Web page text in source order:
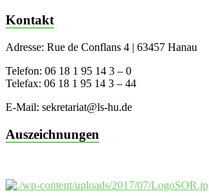
Kontakt
Adresse: Rue de Conflans 4 | 63457 Hanau
Telefon: 06 18 1 95 14 3 – 0
Telefax: 06 18 1 95 14 3 – 44
E-Mail: sekretariat@ls-hu.de
Auszeichnungen